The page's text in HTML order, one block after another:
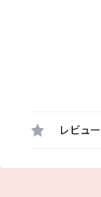
レビュー